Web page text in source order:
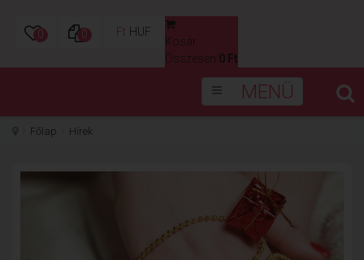
0 0 Ft HUF
Kosár
Összesen: 0 Ft
MENÜ
Főlap Hírek